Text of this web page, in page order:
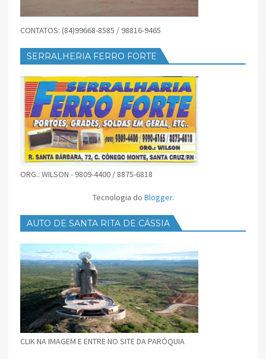
CONTATOS: (84)99668-8585 / 98816-9465
SERRALHERIA FERRO FORTE
ORG.: WILSON - 9809-4400 / 8875-6818
Tecnologia do Blogger.
AUTO DE SANTA RITA DE CÁSSIA
CLIK NA IMAGEM E ENTRE NO SITE DA PARÓQUIA